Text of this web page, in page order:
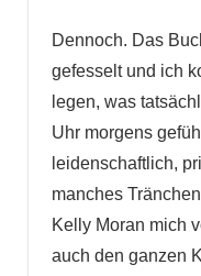
Dennoch. Das
gefesselt und ich
legen, was
Uhr morgens
leidenschaftlich,
manches
Kelly Moran mich
auch den ganzen